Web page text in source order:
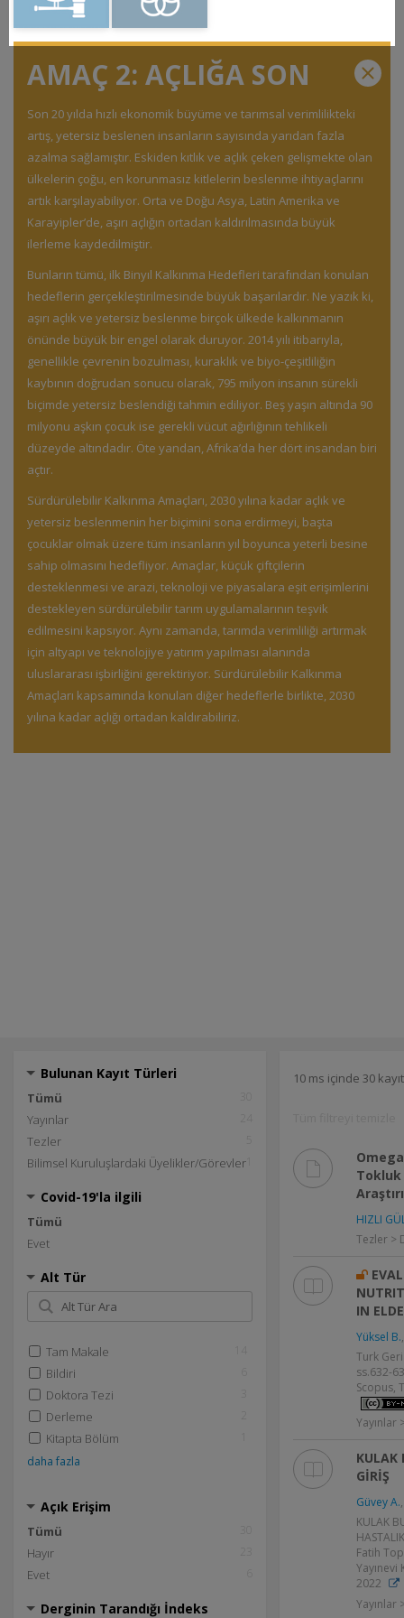
AMAÇ 2: AÇLIĞA SON
Son 20 yılda hızlı ekonomik büyüme ve tarımsal verimlilikteki
artış, yetersiz beslenen insanların sayısında yarıdan fazla
azalma sağlamıştır. Eskiden kıtlık ve açlık çeken gelişmekte olan
ülkelerin çoğu, en korunmasız kitlelerin beslenme ihtiyaçlarını
artık karşılayabiliyor. Orta ve Doğu Asya, Latin Amerika ve
Karayipler’de, aşırı açlığın ortadan kaldırılmasında büyük
ilerleme kaydedilmiştir.
Bunların tümü, ilk Binyıl Kalkınma Hedefleri tarafından konulan
hedeflerin gerçekleştirilmesinde büyük başarılardır. Ne yazık ki,
aşırı açlık ve yetersiz beslenme birçok ülkede kalkınmanın
önünde büyük bir engel olarak duruyor. 2014 yılı itibarıyla,
genellikle çevrenin bozulması, kuraklık ve biyo-çeşitliliğin
kaybının doğrudan sonucu olarak, 795 milyon insanın sürekli
biçimde yetersiz beslendiği tahmin ediliyor. Beş yaşın altında 90
milyonu aşkın çocuk ise gerekli vücut ağırlığının tehlikeli
düzeyde altındadır. Öte yandan, Afrika’da her dört insandan biri
açtır.
Sürdürülebilir Kalkınma Amaçları, 2030 yılına kadar açlık ve
yetersiz beslenmenin her biçimini sona erdirmeyi, başta
çocuklar olmak üzere tüm insanların yıl boyunca yeterli besine
sahip olmasını hedefliyor. Amaçlar, küçük çiftçilerin
desteklenmesi ve arazi, teknoloji ve piyasalara eşit erişimlerini
destekleyen sürdürülebilir tarım uygulamalarının teşvik
edilmesini kapsıyor. Aynı zamanda, tarımda verimliliği artırmak
için altyapı ve teknolojiye yatırım yapılması alanında
uluslararası işbirliğini gerektiriyor. Sürdürülebilir Kalkınma
Amaçları kapsamında konulan diğer hedeflerle birlikte, 2030
yılına kadar açlığı ortadan kaldırabiliriz.
Bulunan Kayıt Türleri
Tümü
Yayınlar
Tezler
Bilimsel Kuruluşlardaki Üyelikler/Görevler
Covid-19'la ilgili
Tümü
Evet
Alt Tür
Tam Makale
Bildiri
Doktora Tezi
Derleme
Kitapta Bölüm
daha fazla
Açık Erişim
Tümü
Hayır
Evet
Derginin Tarandığı İndeks
10 ms içinde 30
Tokluk
HIZLI
Tezler >
IN
Yüksel B.
Turk
ss.632-
Scopus,
Yayınlar
KULAK
GİRİŞ
Güvey A.
KULAK
Fatih
2022
Yayınlar